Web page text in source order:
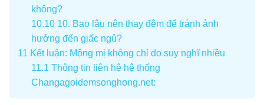
không?
10.1010. Bao lâu nên thay đệm để tránh ảnh
hưởng đến giấc ngủ?
11 Kết luận: Mộng mị không chỉ do suy nghĩ nhiều
11.1 Thông tin liên hệ hệ thống
Changagoidemsonghong.net: